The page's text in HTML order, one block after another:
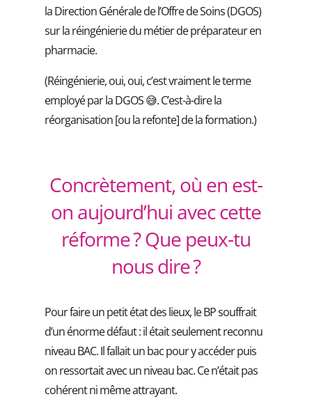
la Direction Générale de l’Offre de Soins (DGOS)
sur la réingénierie du métier de préparateur en
pharmacie.
(Réingénierie, oui, oui, c’est vraiment le terme
employé par la DGOS 😅. C’est-à-dire la
réorganisation [ou la refonte] de la formation.)
Concrètement, où en est-
on aujourd’hui avec cette
réforme ? Que peux-tu
nous dire ?
Pour faire un petit état des lieux, le BP souffrait
d’un énorme défaut : il était seulement reconnu
niveau BAC. Il fallait un bac pour y accéder puis
on ressortait avec un niveau bac. Ce n’était pas
cohérent ni même attrayant.